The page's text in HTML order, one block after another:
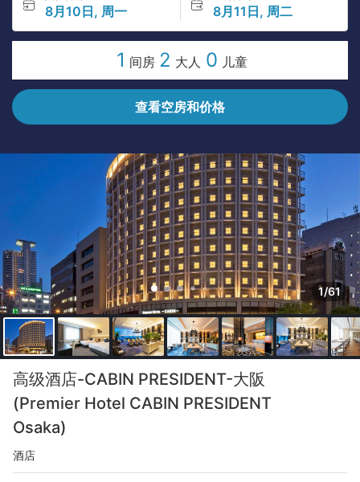
8月10日, 周一 8月11日, 周二
1 间房 2 大人 0 儿童
查看空房和价格
1/61
高级酒店-CABIN PRESIDENT-大阪
(Premier Hotel CABIN PRESIDENT
Osaka)
酒店